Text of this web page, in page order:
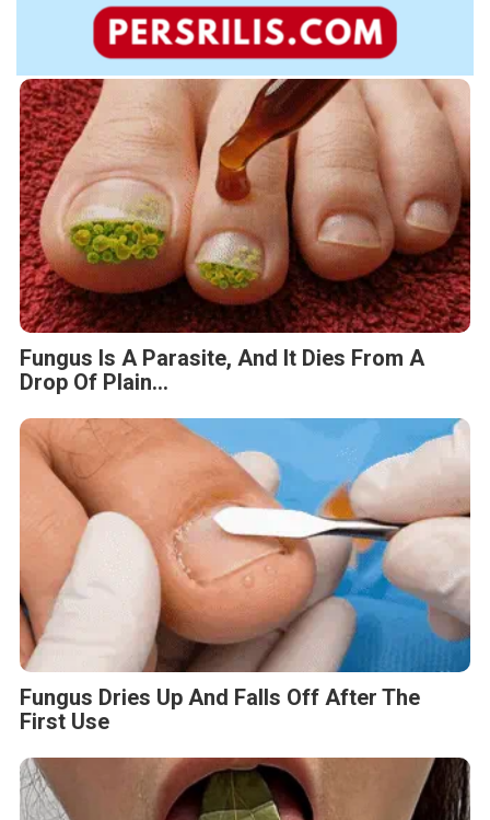
Fungus Is A Parasite, And It Dies From A
Drop Of Plain...
Fungus Dries Up And Falls Off After The
First Use